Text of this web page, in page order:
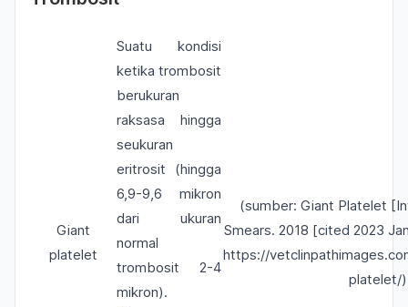
Giant
platelet
Suatu kondisi
ketika trombosit
berukuran
raksasa hingga
seukuran
eritrosit (hingga
6,9-9,6 mikron
dari ukuran
normal
trombosit 2-4
mikron).
(sumber: Giant Platelet
Smears. 2018 [cited 2023
https://
platelet/)